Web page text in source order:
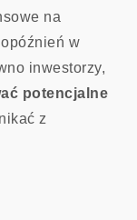
na
w
inwestorzy,
potencjalne
z